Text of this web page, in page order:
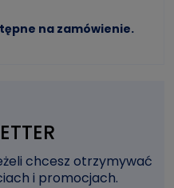
na zamówienie.
chcesz otrzymywać
i promocjach.